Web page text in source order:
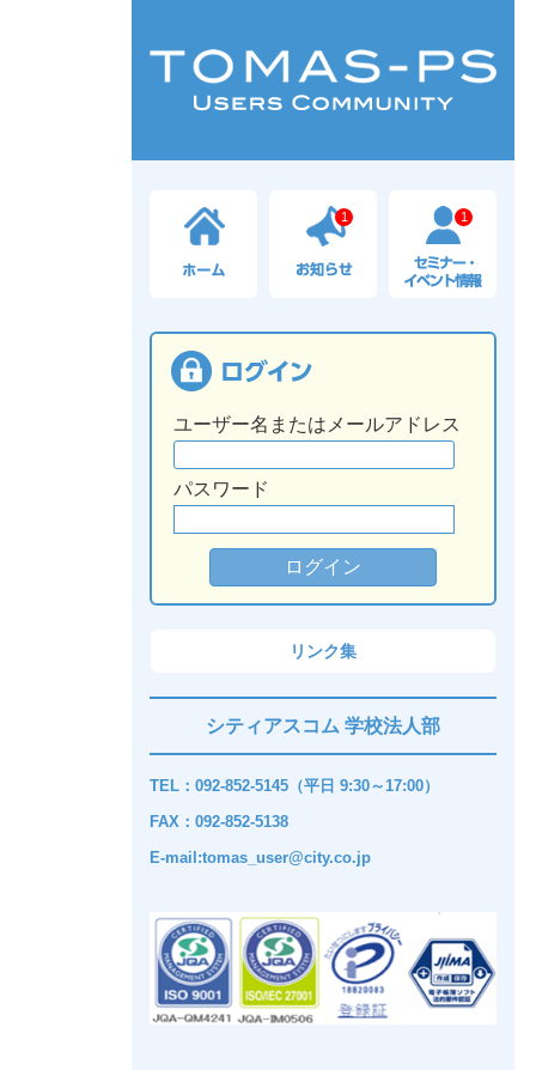
1 1
ユーザー名またはメールアドレス
パスワード
リンク集
シティアスコム 学校法人部
TEL：092-852-5145（平日 9:30～17:00）
FAX：092-852-5138
E-mail:tomas_user@city.co.jp